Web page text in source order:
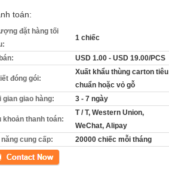
toán:
đặt hàng tối
1 chiếc
USD 1.00 - USD 19.00/PCS
đóng gói:
Xuất khẩu thùng carton tiêu
chuẩn hoặc vỏ gỗ
gian giao hàng:
3 - 7 ngày
khoản thanh toán:
T / T, Western Union,
WeChat, Alipay
năng cung cấp:
20000 chiếc mỗi tháng
xúc